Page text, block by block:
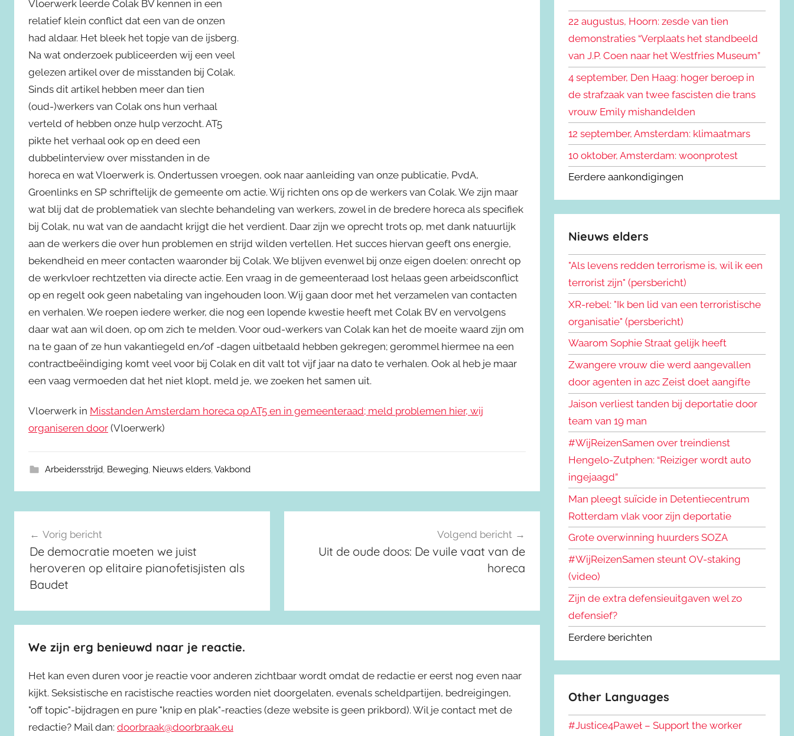
Vloerwerk leerde Colak BV kennen in een
relatief klein conflict dat een van de onzen
had aldaar. Het bleek het topje van de ijsberg.
Na wat onderzoek publiceerden wij een veel
gelezen artikel over de misstanden bij Colak.
Sinds dit artikel hebben meer dan tien
(oud-)werkers van Colak ons hun verhaal
verteld of hebben onze hulp verzocht. AT5
pikte het verhaal ook op en deed een
dubbelinterview over misstanden in de
horeca en wat Vloerwerk is. Ondertussen vroegen, ook naar aanleiding van onze publicatie, PvdA,
Groenlinks en SP schriftelijk de gemeente om actie. Wij richten ons op de werkers van Colak. We zijn maar
wat blij dat de problematiek van slechte behandeling van werkers, zowel in de bredere horeca als specifiek
bij Colak, nu wat van de aandacht krijgt die het verdient. Daar zijn we oprecht trots op, met dank natuurlijk
aan de werkers die over hun problemen en strijd wilden vertellen. Het succes hiervan geeft ons energie,
bekendheid en meer contacten waaronder bij Colak. We blijven evenwel bij onze eigen doelen: onrecht op
de werkvloer rechtzetten via directe actie. Een vraag in de gemeenteraad lost helaas geen arbeidsconflict
op en regelt ook geen nabetaling van ingehouden loon. Wij gaan door met het verzamelen van contacten
en verhalen. We roepen iedere werker, die nog een lopende kwestie heeft met Colak BV en vervolgens
daar wat aan wil doen, op om zich te melden. Voor oud-werkers van Colak kan het de moeite waard zijn om
na te gaan of ze hun vakantiegeld en/of -dagen uitbetaald hebben gekregen; gerommel hiermee na een
contractbeëindiging komt veel voor bij Colak en dit valt tot vijf jaar na dato te verhalen. Ook al heb je maar
een vaag vermoeden dat het niet klopt, meld je, we zoeken het samen uit.
Vloerwerk in Misstanden Amsterdam horeca op AT5 en in gemeenteraad; meld problemen hier, wij
organiseren door (Vloerwerk)
Arbeidersstrijd, Beweging, Nieuws elders,Vakbond
Berichtnavigatie
Vorig bericht
De democratie moeten we juist
heroveren op elitaire pianofetisjisten als
Baudet
Volgend bericht
Uit de oude doos: De vuile vaat van de
horeca
We zijn erg benieuwd naar je reactie.
Het kan even duren voor je reactie voor anderen zichtbaar wordt omdat de redactie er eerst nog even naar
kijkt. Seksistische en racistische reacties worden niet doorgelaten, evenals scheldpartijen, bedreigingen,
"off topic"-bijdragen en pure "knip en plak"-reacties (deze website is geen prikbord). Wil je contact met de
redactie? Mail dan: doorbraak@doorbraak.eu
n
a
a
r
:
n
22 augustus, Hoorn: zesde van tien
demonstraties “Verplaats het standbeeld
van J.P. Coen naar het Westfries Museum”
4 september, Den Haag: hoger beroep in
de strafzaak van twee fascisten die trans
vrouw Emily mishandelden
12 september, Amsterdam: klimaatmars
10 oktober, Amsterdam: woonprotest
Eerdere aankondigingen
Nieuws elders
"Als levens redden terrorisme is, wil ik een
terrorist zijn" (persbericht)
XR-rebel: "Ik ben lid van een terroristische
organisatie" (persbericht)
Waarom Sophie Straat gelijk heeft
Zwangere vrouw die werd aangevallen
door agenten in azc Zeist doet aangifte
Jaison verliest tanden bij deportatie door
team van 19 man
#WijReizenSamen over treindienst
Hengelo-Zutphen: “Reiziger wordt auto
ingejaagd”
Man pleegt suïcide in Detentiecentrum
Rotterdam vlak voor zijn deportatie
Grote overwinning huurders SOZA
#WijReizenSamen steunt OV-staking
(video)
Zijn de extra defensieuitgaven wel zo
defensief?
Eerdere berichten
Other Languages
#Justice4Paweł – Support the worker